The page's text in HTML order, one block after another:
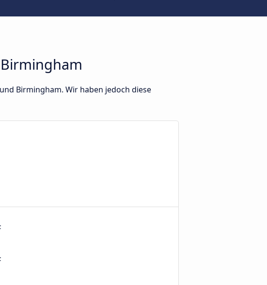
Birmingham. Wir haben jedoch diese